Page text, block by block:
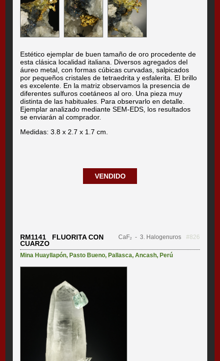
Estético ejemplar de buen tamaño de oro procedente de
esta clásica localidad italiana. Diversos agregados del
áureo metal, con formas cúbicas curvadas, salpicados
por pequeños cristales de tetraedrita y esfalerita. El brillo
es excelente. En la matriz observamos la presencia de
diferentes sulfuros coetáneos al oro. Una pieza muy
distinta de las habituales. Para observarlo en detalle.
Ejemplar analizado mediante SEM-EDS, los resultados
se enviarán al comprador.
Medidas: 3.8 x 2.7 x 1.7 cm.
VENDIDO
RM1141 FLUORITA CON
CUARZO
CaF₂ - 3. Halogenuros #826
Mina Huayllapón,Pasto Bueno,Pallasca,Ancash,Perú